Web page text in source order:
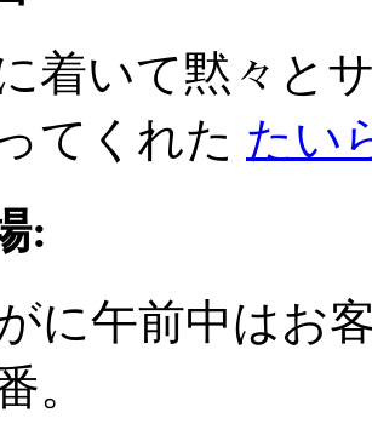
着いて黙々と
てくれた たい
:
に午前中はお
。